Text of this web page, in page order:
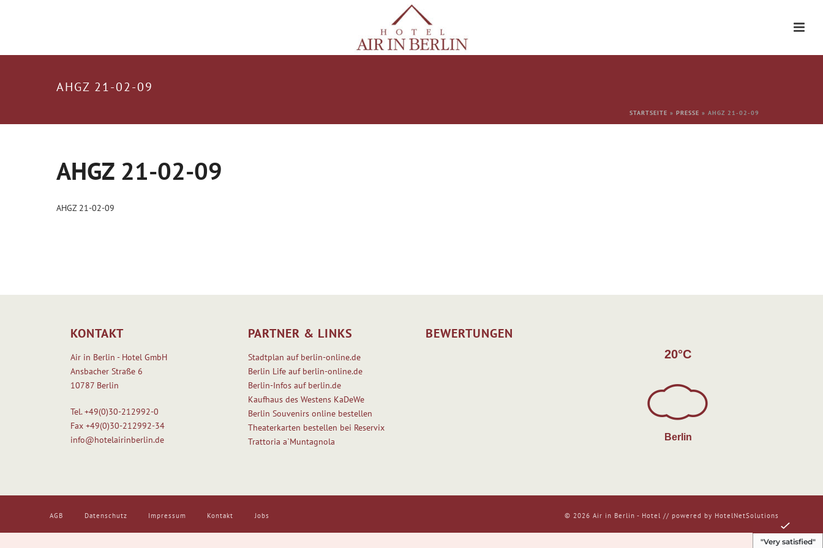
AHGZ 21-02-09
STARTSEITE » PRESSE » AHGZ 21-02-09
AHGZ 21-02-09
AHGZ 21-02-09
KONTAKT
Air in Berlin - Hotel GmbH
Ansbacher Straße 6
10787 Berlin
Tel.+49(0)30-212992-0
Fax+49(0)30-212992-34
info@hotelairinberlin.de
PARTNER & LINKS
Stadtplan auf berlin-online.de
Berlin Life auf berlin-online.de
Berlin-Infos auf berlin.de
Kaufhaus des Westens KaDeWe
Berlin Souvenirs online bestellen
Theaterkarten bestellen bei Reservix
Trattoria a`Muntagnola
BEWERTUNGEN
20°C
Berlin
AGB Datenschutz Impressum Kontakt Jobs © 2026 Air in Berlin - Hotel // powered by HotelNetSolutions